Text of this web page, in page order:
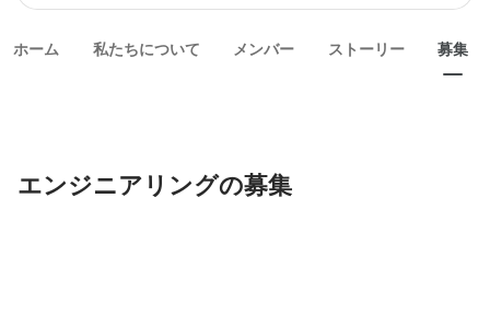
ホーム 私たちについて メンバー ストーリー 募集
エンジニアリングの募集